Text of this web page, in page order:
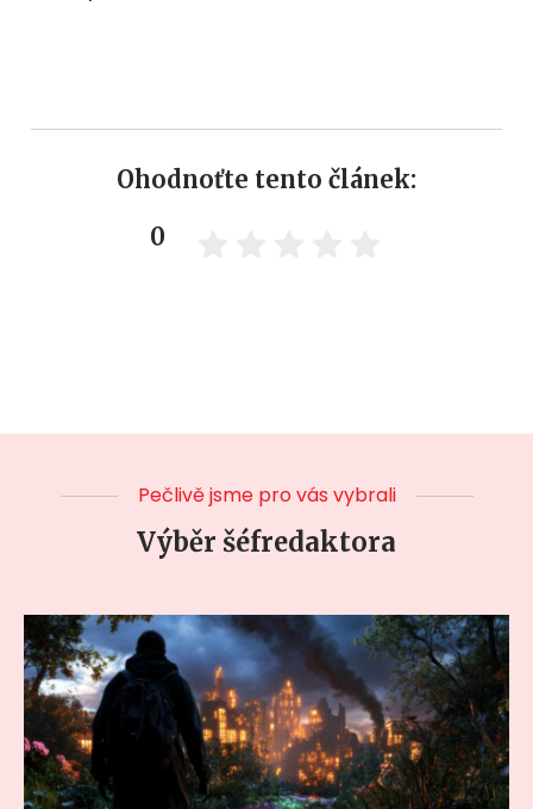
Ohodnoťte tento článek:
0
Pečlivě jsme pro vás vybrali
Výběr šéfredaktora